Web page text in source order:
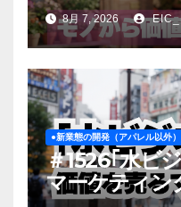
8月 7, 2026
●新業態の開発（アパレル以外）
＃1526｢水ビ
マーケティン